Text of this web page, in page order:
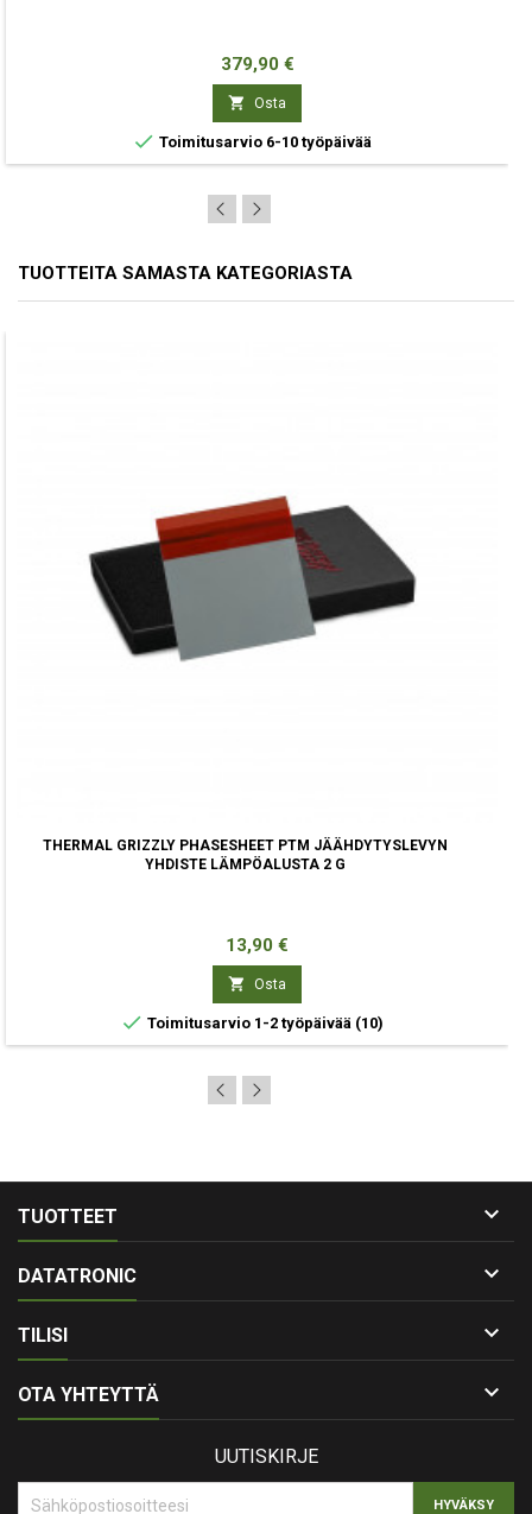
Hinta
379,90 €
 Osta
 Toimitusarvio 6-10 työpäivää
TUOTTEITA SAMASTA KATEGORIASTA
THERMAL GRIZZLY PHASESHEET PTM JÄÄHDYTYSLEVYN
YHDISTE LÄMPÖALUSTA 2 G
Hinta
13,90 €
 Osta
 Toimitusarvio 1-2 työpäivää (10)
TUOTTEET 
DATATRONIC 
TILISI 
OTA YHTEYTTÄ 
UUTISKIRJE